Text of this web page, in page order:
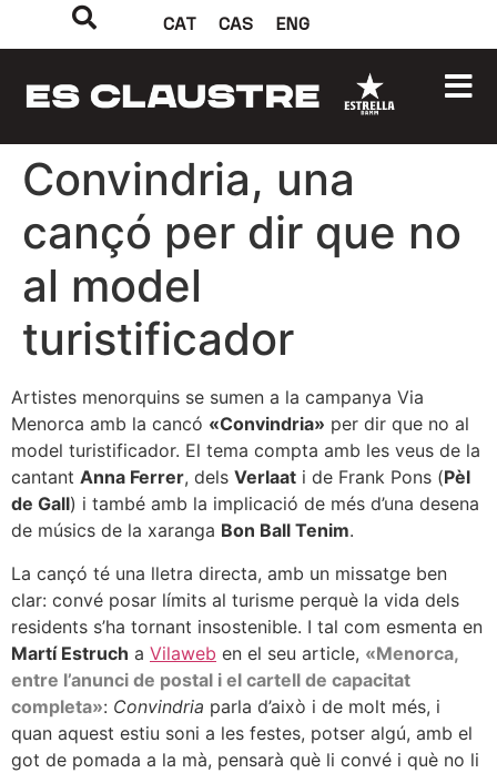
CAT CAS ENG
Convindria, una
cançó per dir que no
al model
turistificador
Artistes menorquins se sumen a la campanya Via
Menorca amb la cancó «Convindria» per dir que no al
model turistificador. El tema compta amb les veus de la
cantant Anna Ferrer, dels Verlaat i de Frank Pons (Pèl
de Gall) i també amb la implicació de més d’una desena
de músics de la xaranga Bon Ball Tenim.
La cançó té una lletra directa, amb un missatge ben
clar: convé posar límits al turisme perquè la vida dels
residents s’ha tornant insostenible. I tal com esmenta en
Martí Estruch a Vilaweb en el seu article, «Menorca,
entre l’anunci de postal i el cartell de capacitat
completa»: Convindria parla d’això i de molt més, i
quan aquest estiu soni a les festes, potser algú, amb el
got de pomada a la mà, pensarà què li convé i què no li